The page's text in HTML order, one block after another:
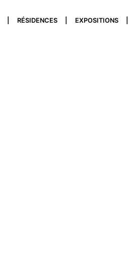
RÉSIDENCES EXPOSITIONS